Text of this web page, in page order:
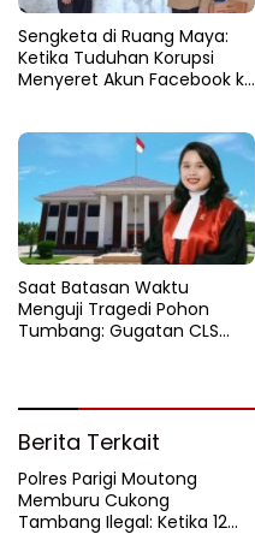
Sengketa di Ruang Maya:
Ketika Tuduhan Korupsi
Menyeret Akun Facebook ke
Saat Batasan Waktu
Menguji Tragedi Pohon
Tumbang: Gugatan CLS
Berita Terkait
Polres Parigi Moutong
Memburu Cukong
Tambang Ilegal: Ketika 12